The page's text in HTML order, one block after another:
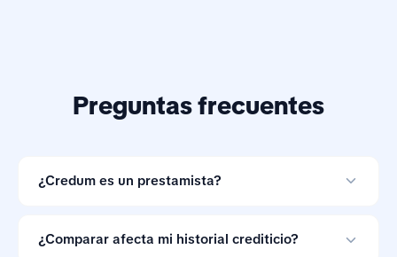
Preguntas frecuentes
¿Credum es un prestamista?
préstamos en línea y no otorga créditos.
¿Comparar afecta mi historial crediticio?